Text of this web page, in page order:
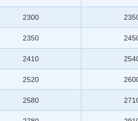
2300
2350
2410
2520
2580